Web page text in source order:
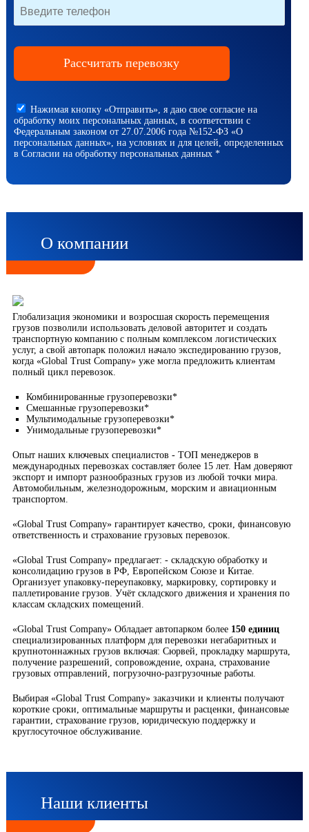
Нажимая кнопку «Отправить», я даю свое согласие на
обработку моих персональных данных, в соответствии с
Федеральным законом от 27.07.2006 года №152-ФЗ «О
персональных данных», на условиях и для целей, определенных
в Согласии на обработку персональных данных *
О компании
Глобализация экономики и возросшая скорость перемещения
грузов позволили использовать деловой авторитет и создать
транспортную компанию с полным комплексом логистических
услуг, а свой автопарк положил начало экспедированию грузов,
когда «Global Trust Company» уже могла предложить клиентам
полный цикл перевозок.
Комбинированные грузоперевозки*
Смешанные грузоперевозки*
Мультимодальные грузоперевозки*
Унимодальные грузоперевозки*
Опыт наших ключевых специалистов - ТОП менеджеров в
международных перевозках составляет более 15 лет. Нам доверяют
экспорт и импорт разнообразных грузов из любой точки мира.
Автомобильным, железнодорожным, морским и авиационным
транспортом.
«Global Trust Company» гарантирует качество, сроки, финансовую
ответственность и страхование грузовых перевозок.
«Global Trust Company» предлагает: - складскую обработку и
консолидацию грузов в РФ, Европейском Союзе и Китае.
Организует упаковку-переупаковку, маркировку, сортировку и
паллетирование грузов. Учёт складского движения и хранения по
классам складских помещений.
«Global Trust Company» Обладает автопарком более 150 единиц
специализированных платформ для перевозки негабаритных и
крупнотоннажных грузов включая: Сюрвей, прокладку маршрута,
получение разрешений, сопровождение, охрана, страхование
грузовых отправлений, погрузочно-разгрузочные работы.
Выбирая «Global Trust Company» заказчики и клиенты получают
короткие сроки, оптимальные маршруты и расценки, финансовые
гарантии, страхование грузов, юридическую поддержку и
круглосуточное обслуживание.
Наши клиенты